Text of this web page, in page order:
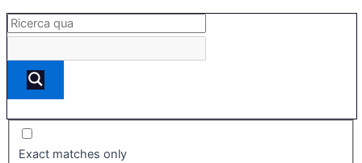
Exact matches only